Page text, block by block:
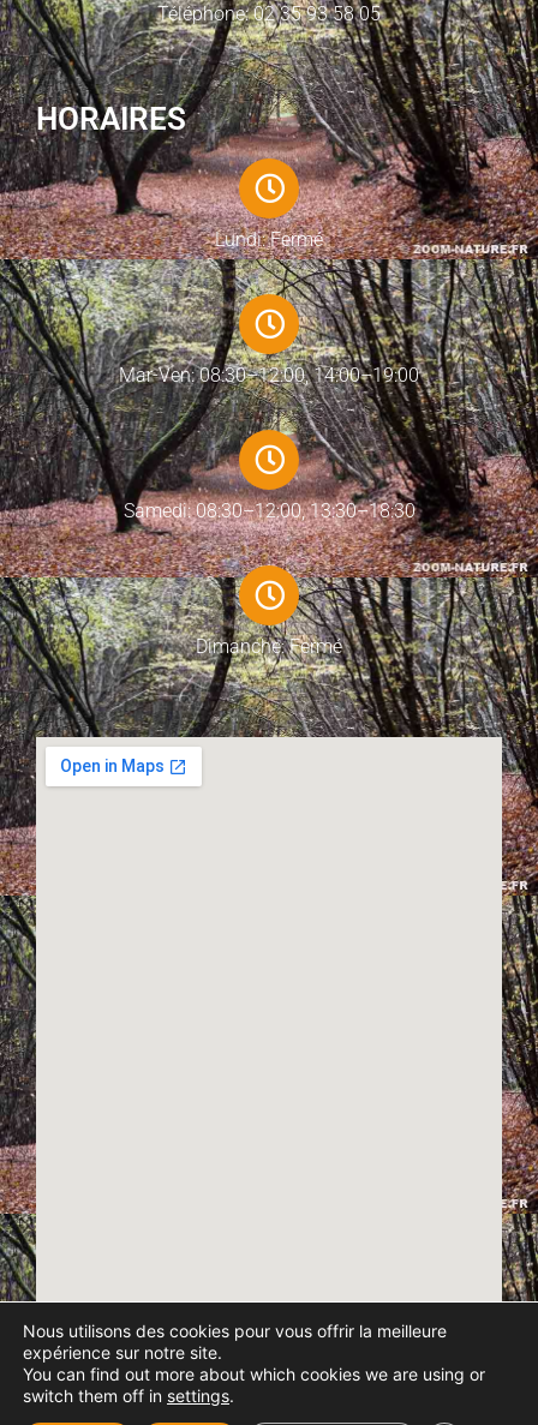
Téléphone: 02 35 93 58 05
HORAIRES
Lundi: Fermé
Mar-Ven: 08:30–12:00, 14:00–19:00
Samedi: 08:30–12:00, 13:30–18:30
Dimanche: Fermé
Nous utilisons des cookies pour vous offrir la meilleure
expérience sur notre site.
You can find out more about which cookies we are using or
switch them off in settings.